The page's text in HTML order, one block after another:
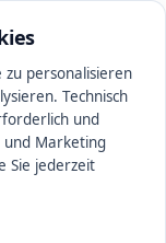
personalisieren
Technisch
und
und Marketing
Sie jederzeit